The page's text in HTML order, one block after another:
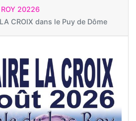
20226
CROIX dans le Puy de Dôme